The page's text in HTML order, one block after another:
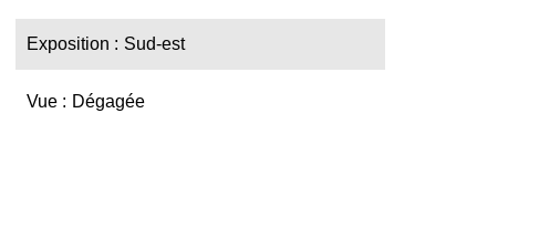
Exposition Sud-est
Vue Dégagée